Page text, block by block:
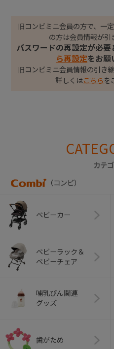
旧コンビミニ会員の方で、一
の方は会員情報が引
パスワードの再設定が必要
ら再設定をお願
旧コンビミニ会員情報の引き
詳しくはこちら を
カテ
（コンビ）
ベビーカー
ベビーラック＆
ベビーチェア
哺乳びん関連
グッズ
歯がため